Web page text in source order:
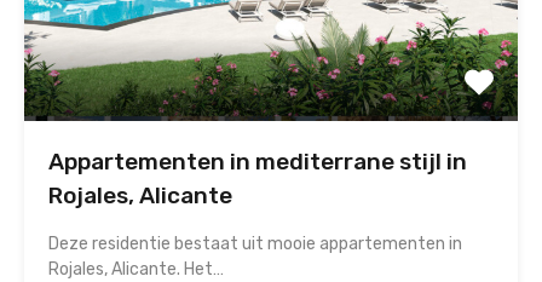
Appartementen in mediterrane stijl in
Rojales, Alicante
Deze residentie bestaat uit mooie appartementen in
Rojales, Alicante. Het…